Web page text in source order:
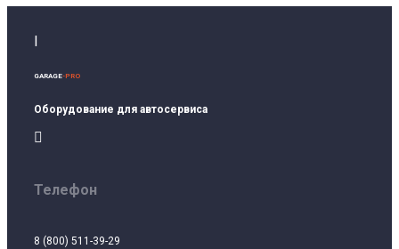
I
GARAGE-PRO
Оборудование для автосервиса

Телефон
8 (800) 511-39-29